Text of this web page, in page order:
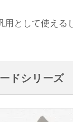
用として使え
ドシリーズ